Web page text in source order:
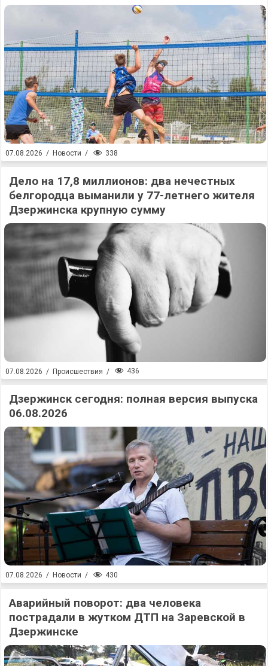
07.08.2026 / Новости / 338
Дело на 17,8 миллионов: два нечестных
белгородца выманили у 77-летнего жителя
Дзержинска крупную сумму
07.08.2026 / Происшествия / 436
Дзержинск сегодня: полная версия выпуска
06.08.2026
07.08.2026 / Новости / 430
Аварийный поворот: два человека
пострадали в жутком ДТП на Заревской в
Дзержинске